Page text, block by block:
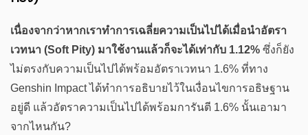
เนื่องจากว่าหากเราทำการเฉลี่ยความเป็นไปได้เมื่อนำอัตรา
เวทนา (Soft Pity) มาใช้งานแล้วก็จะได้เท่ากับ 1.12% ซึ่งก็ยัง
ไม่ตรงกับความเป็นไปได้พร้อมอัตราเวทนา 1.6% ที่ทาง
Genshin Impact ได้ทำการอธิบายไว้ในเงื่อนไขการอธิษฐาน
อยู่ดี แล้วอัตราความเป็นไปได้พร้อมการันตี 1.6% นั้นเอามา
จากไหนกัน?